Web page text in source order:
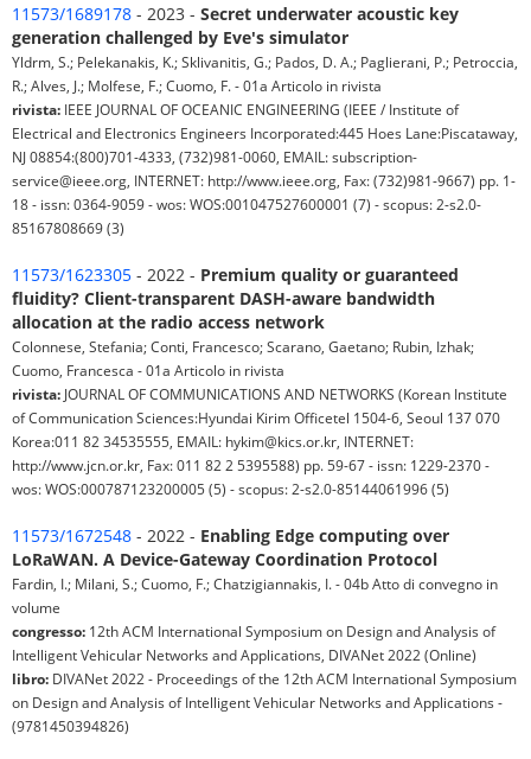
11573/1689178 - 2023 - Secret underwater acoustic key
generation challenged by Eve's simulator
Yldrm, S.; Pelekanakis, K.; Sklivanitis, G.; Pados, D. A.; Paglierani, P.; Petroccia,
R.; Alves, J.; Molfese, F.; Cuomo, F. - 01a Articolo in rivista
rivista: IEEE JOURNAL OF OCEANIC ENGINEERING (IEEE / Institute of
Electrical and Electronics Engineers Incorporated:445 Hoes Lane:Piscataway,
NJ 08854:(800)701-4333, (732)981-0060, EMAIL: subscription-
service@ieee.org, INTERNET: http://www.ieee.org, Fax: (732)981-9667) pp. 1-
18 - issn: 0364-9059 - wos: WOS:001047527600001 (7) - scopus: 2-s2.0-
85167808669 (3)
11573/1623305 - 2022 - Premium quality or guaranteed
fluidity? Client-transparent DASH-aware bandwidth
allocation at the radio access network
Colonnese, Stefania; Conti, Francesco; Scarano, Gaetano; Rubin, Izhak;
Cuomo, Francesca - 01a Articolo in rivista
rivista: JOURNAL OF COMMUNICATIONS AND NETWORKS (Korean Institute
of Communication Sciences:Hyundai Kirim Officetel 1504-6, Seoul 137 070
Korea:011 82 34535555, EMAIL: hykim@kics.or.kr, INTERNET:
http://www.jcn.or.kr, Fax: 011 82 2 5395588) pp. 59-67 - issn: 1229-2370 -
wos: WOS:000787123200005 (5) - scopus: 2-s2.0-85144061996 (5)
11573/1672548 - 2022 - Enabling Edge computing over
LoRaWAN. A Device-Gateway Coordination Protocol
Fardin, I.; Milani, S.; Cuomo, F.; Chatzigiannakis, I. - 04b Atto di convegno in
volume
congresso: 12th ACM International Symposium on Design and Analysis of
Intelligent Vehicular Networks and Applications, DIVANet 2022 (Online)
libro: DIVANet 2022 - Proceedings of the 12th ACM International Symposium
on Design and Analysis of Intelligent Vehicular Networks and Applications -
(9781450394826)